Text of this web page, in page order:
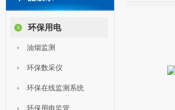
环保用电
油烟监测
环保数采仪
环保在线监测系统
环保用电监管